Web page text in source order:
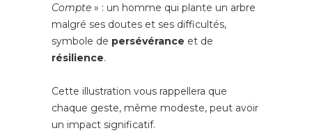
24,00€
Compte » : un homme qui plante un arbre
malgré ses doutes et ses difficultés,
symbole de persévérance et de
résilience.
Cette illustration vous rappellera que
chaque geste, même modeste, peut avoir
un impact significatif.